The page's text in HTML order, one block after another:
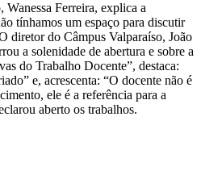
Ferreira, explica a
tínhamos um espaço para discutir
diretor do Câmpus Valparaíso, João
a solenidade de abertura e sobre a
do Trabalho Docente”, destaca:
e, acrescenta: “O docente não é
ele é a referência para a
aberto os trabalhos.